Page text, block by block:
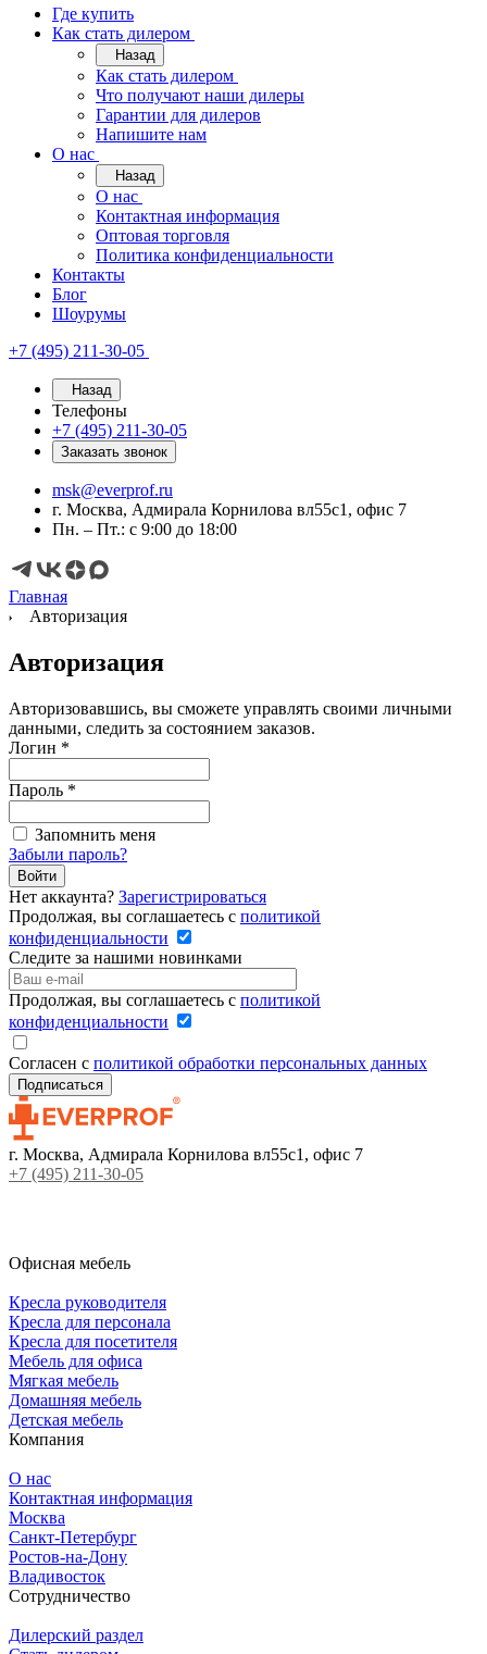
Где купить
Как стать дилером
Назад
Как стать дилером
Что получают наши дилеры
Гарантии для дилеров
Напишите нам
О нас
Назад
О нас
Контактная информация
Оптовая торговля
Политика конфиденциальности
Контакты
Блог
Шоурумы
+7 (495) 211-30-05
Назад
Телефоны
+7 (495) 211-30-05
Заказать звонок
msk@everprof.ru
г. Москва, Адмирала Корнилова вл55с1, офис 7
Пн. – Пт.: с 9:00 до 18:00
Главная
Авторизация
Авторизация
Авторизовавшись, вы сможете управлять своими личными
данными, следить за состоянием заказов.
Логин *
Пароль *
Запомнить меня
Забыли пароль?
Войти
Нет аккаунта? Зарегистрироваться
Продолжая, вы соглашаетесь с политикой
конфиденциальности
Следите за нашими новинками
Продолжая, вы соглашаетесь с политикой
конфиденциальности
Согласен с политикой обработки персональных данных
г. Москва, Адмирала Корнилова вл55с1, офис 7
+7 (495) 211-30-05
Офисная мебель
Кресла руководителя
Кресла для персонала
Кресла для посетителя
Мебель для офиса
Мягкая мебель
Домашняя мебель
Детская мебель
Компания
О нас
Контактная информация
Москва
Санкт-Петербург
Ростов-на-Дону
Владивосток
Сотрудничество
Дилерский раздел